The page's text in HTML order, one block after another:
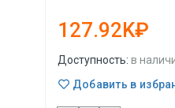
127.92K₽
Доступность: в
Добавить в